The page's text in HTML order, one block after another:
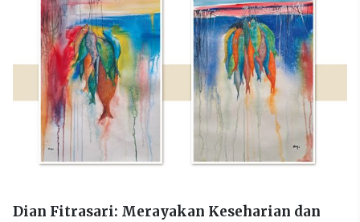
Dian Fitrasari: Merayakan Keseharian dan